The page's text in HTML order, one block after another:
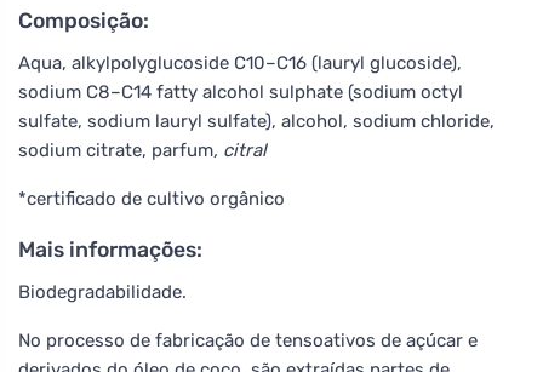
Composição:
Aqua, alkylpolyglucoside C10–C16 (lauryl glucoside),
sodium C8–C14 fatty alcohol sulphate (sodium octyl
sulfate, sodium lauryl sulfate), alcohol, sodium chloride,
sodium citrate, parfum, citral
*certificado de cultivo orgânico
Mais informações:
Biodegradabilidade.
No processo de fabricação de tensoativos de açúcar e